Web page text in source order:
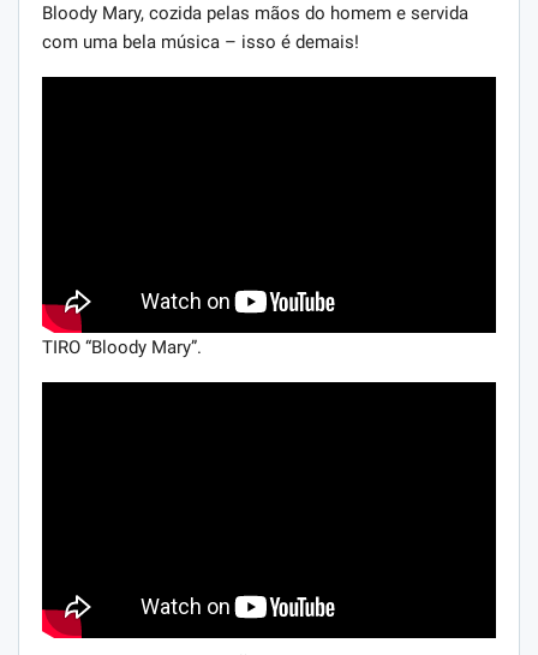
Bloody Mary, cozida pelas mãos do homem e servida
com uma bela música – isso é demais!
TIRO “Bloody Mary”.